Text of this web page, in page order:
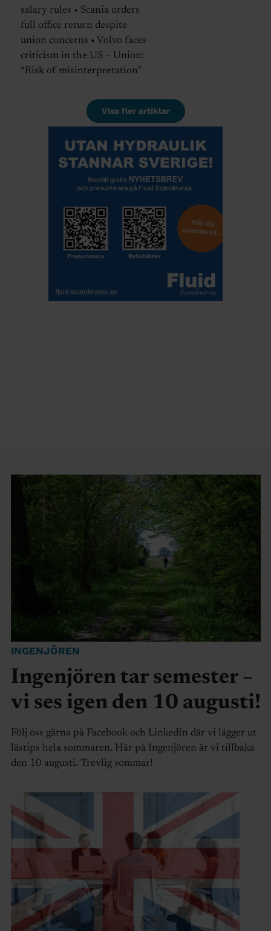
salary rules • Scania orders
full office return despite
union concerns • Volvo faces
criticism in the US – Union:
“Risk of misinterpretation”
Visa fler artiklar
INGENJÖREN
Ingenjören tar semester –
vi ses igen den 10 augusti!
Följ oss gärna på Facebook och LinkedIn där vi lägger ut
lästips hela sommaren. Här på Ingenjören är vi tillbaka
den 10 augusti. Trevlig sommar!